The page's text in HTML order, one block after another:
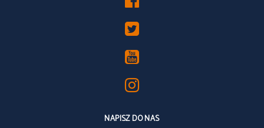
NAPISZ DO NAS